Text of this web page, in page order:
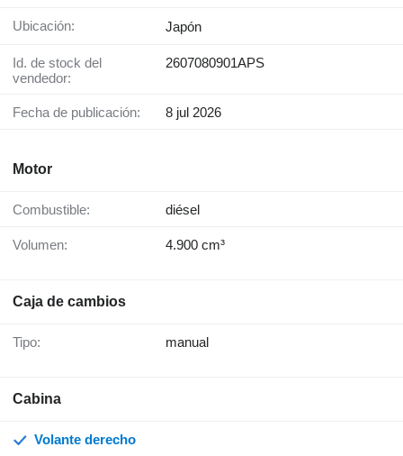
Ubicación: Japón
Id. de stock del
vendedor:
2607080901APS
Fecha de publicación: 8 jul 2026
Motor
Combustible: diésel
Volumen: 4.900 cm³
Caja de cambios
Tipo: manual
Cabina
Volante derecho